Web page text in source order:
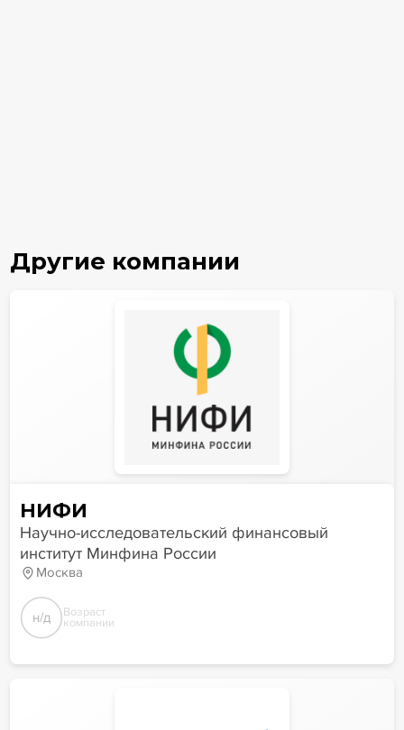
Другие компании
НИФИ
Научно-исследовательский финансовый
институт Минфина России
Москва
н/д Возраст
компании